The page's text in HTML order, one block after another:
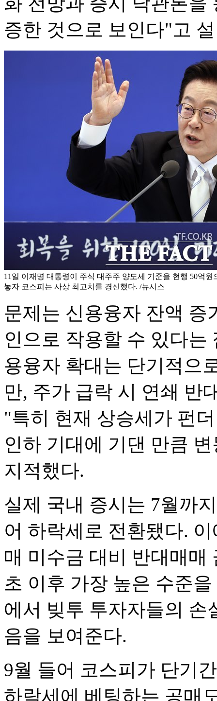
증한 것으로 보인다"고
11일 이재명 대통령이 주식 대주주 양도세 기준을 현행 50억
놓자 코스피는 사상 최고치를 경신했다. /뉴시스
문제는 신용융자 잔액 증
인으로 작용할 수 있다
용융자 확대는 단기적으
만, 주가 급락 시 연쇄 반
"특히 현재 상승세가 펀
인하 기대에 기댄 만큼
지적했다.
실제 국내 증시는 7월까
어 하락세로 전환됐다.
매 미수금 대비 반대매매
초 이후 가장 높은 수준
에서 빚투 투자자들의 손
음을 보여준다.
9월 들어 코스피가 단기
하락세에 베팅하는 공매